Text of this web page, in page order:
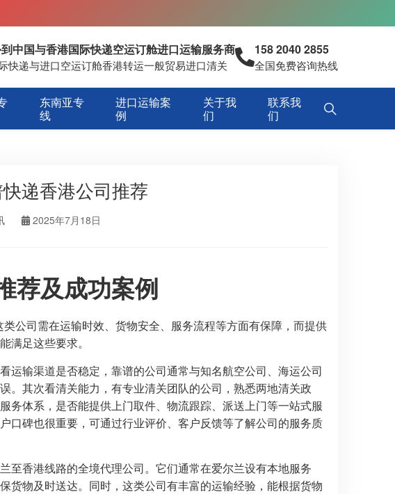
中国与香港国际快递空运订舱进口运输服务商
快递与进口空运订舱香港转运一般贸易进口清关
158 2040 2855
全国免费咨询热线
东南亚专
线
进口运输案
例
关于我
们
联系我
们
递香港公司推荐
2025年7月18日
荐及成功案例
公司需在运输时效、货物安全、服务流程等方面有保障，而提供
满足这些要求。
运输渠道是否稳定，靠谱的公司通常与知名航空公司、海运公司
。其次看清关能力，有专业清关团队的公司，熟悉两地清关政
务体系，是否能提供上门取件、物流跟踪、派送上门等一站式服
口碑也很重要，可通过行业评价、客户反馈等了解公司的服务质
至香港线路的全境代理公司。它们通常在爱尔兰设有本地服务
货物及时送达。同时，这类公司有丰富的运输经验，能根据货物